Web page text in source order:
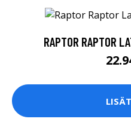
RAPTOR RAPTOR